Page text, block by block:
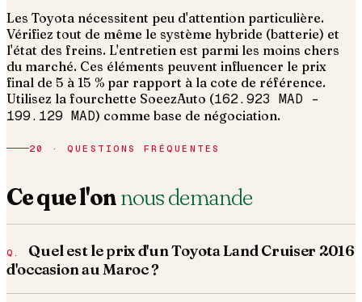
Les Toyota nécessitent peu d'attention particulière.
Vérifiez tout de même le système hybride (batterie) et
l'état des freins. L'entretien est parmi les moins chers
du marché. Ces éléments peuvent influencer le prix
final de 5 à 15 % par rapport à la cote de référence.
Utilisez la fourchette SoeezAuto (162.923 MAD –
199.129 MAD) comme base de négociation.
20 · QUESTIONS FRÉQUENTES
Ce que l'onnous demande
Quel est le prix d'un Toyota Land Cruiser 2016
d'occasion au Maroc ?